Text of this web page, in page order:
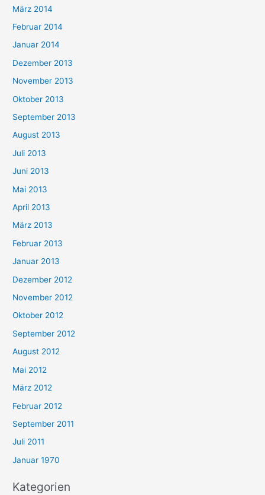
März 2014
Februar 2014
Januar 2014
Dezember 2013
November 2013
Oktober 2013
September 2013
August 2013
Juli 2013
Juni 2013
Mai 2013
April 2013
März 2013
Februar 2013
Januar 2013
Dezember 2012
November 2012
Oktober 2012
September 2012
August 2012
Mai 2012
März 2012
Februar 2012
September 2011
Juli 2011
Januar 1970
Kategorien